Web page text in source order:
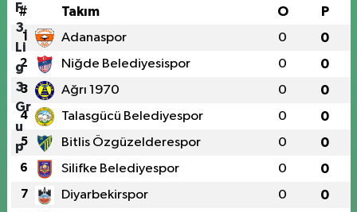
# Takım O P
1 Adanaspor 0 0
2 Niğde Belediyesispor 0 0
3 Ağrı 1970 0 0
4 Talasgücü Belediyespor 0 0
5 Bitlis Özgüzelderespor 0 0
6 Silifke Belediyespor 0 0
7 Diyarbekirspor 0 0